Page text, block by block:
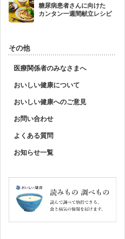
糖尿病患者さんに向けた
カンタン一週間献立レシピ
その他
医療関係者のみなさまへ
おいしい健康について
おいしい健康へのご意見
お問い合わせ
よくある質問
お知らせ一覧